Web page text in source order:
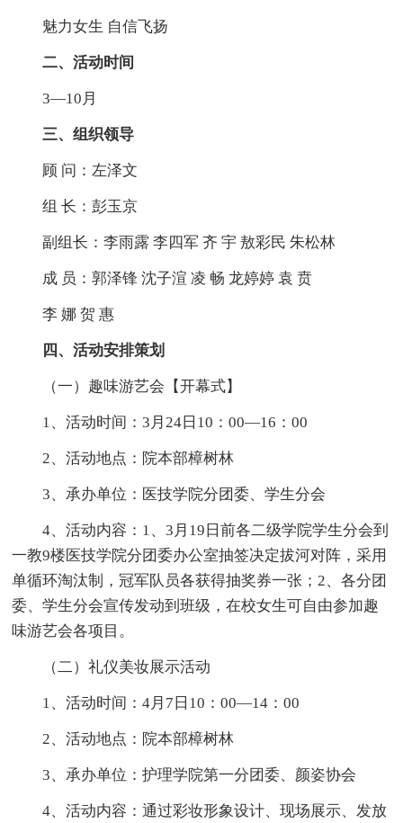
魅力女生 自信飞扬
二、活动时间
3—10月
三、组织领导
顾 问：左泽文
组 长：彭玉京
副组长：李雨露 李四军 齐 宇 敖彩民 朱松林
成 员：郭泽锋 沈子渲 凌 畅 龙婷婷 袁 贲
李 娜 贺 惠
四、活动安排策划
（一）趣味游艺会【开幕式】
1、活动时间：3月24日10：00—16：00
2、活动地点：院本部樟树林
3、承办单位：医技学院分团委、学生分会
4、活动内容：1、3月19日前各二级学院学生分会到
一教9楼医技学院分团委办公室抽签决定拔河对阵，采用
单循环淘汰制，冠军队员各获得抽奖券一张；2、各分团
委、学生分会宣传发动到班级，在校女生可自由参加趣
味游艺会各项目。
（二）礼仪美妆展示活动
1、活动时间：4月7日10：00—14：00
2、活动地点：院本部樟树林
3、承办单位：护理学院第一分团委、颜姿协会
4、活动内容：通过彩妆形象设计、现场展示、发放